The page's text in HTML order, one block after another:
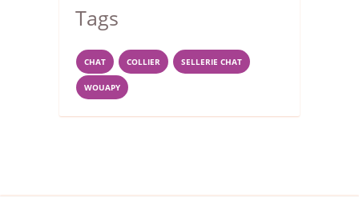
Tags
CHAT COLLIER SELLERIE CHAT
WOUAPY